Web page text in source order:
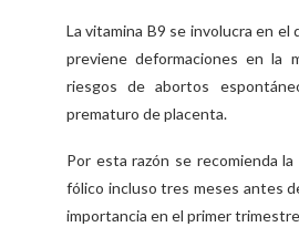
La vitamina B9 se involucra en el
previene deformaciones en la
riesgos de abortos
prematuro de placenta.
Por esta razón se recomienda
fólico incluso tres meses antes
importancia en el primer